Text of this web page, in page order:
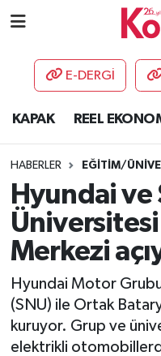
E-DERGİ
KAPAK REEL
HABERLER EĞİTİM/
Hyundai ve
Üniversitesi
Merkezi
Hyundai Motor
(SNU) ile Ortak
kuruyor. Grup ve
elektrikli
AKADEMİ
DESTEK-TEŞVİK
ETKİNLİK
GÜNCEL
KAPAK
OSB